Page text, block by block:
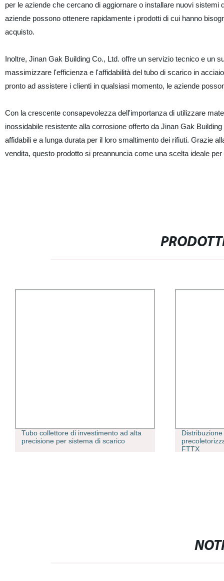
per le aziende che cercano di aggiornare o installare nuovi
aziende possono ottenere rapidamente i prodotti di cui hanno
acquisto.
Inoltre, Jinan Gak Building Co., Ltd. offre un servizio tecnico e un
massimizzare l'efficienza e l'affidabilità del tubo di scarico in
pronto ad assistere i clienti in qualsiasi momento, le aziende
Con la crescente consapevolezza dell'importanza di utilizzare
inossidabile resistente alla corrosione offerto da Jinan Gak
affidabili e a lunga durata per il loro smaltimento dei rifiuti. Grazie
vendita, questo prodotto si preannuncia come una scelta ideale
Tubo collettore di investimento ad alta
precisione per sistema di scarico
FTTX